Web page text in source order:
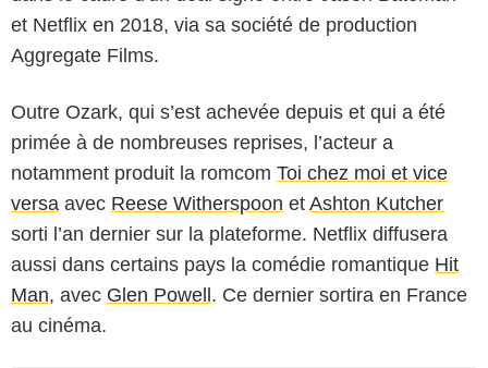
et Netflix en 2018, via sa société de production
Aggregate Films.
Outre Ozark, qui s’est achevée depuis et qui a été
primée à de nombreuses reprises, l’acteur a
notamment produit la romcom Toi chez moi et vice
versa avec Reese Witherspoon et Ashton Kutcher
sorti l’an dernier sur la plateforme. Netflix diffusera
aussi dans certains pays la comédie romantique Hit
Man, avec Glen Powell. Ce dernier sortira en France
au cinéma.